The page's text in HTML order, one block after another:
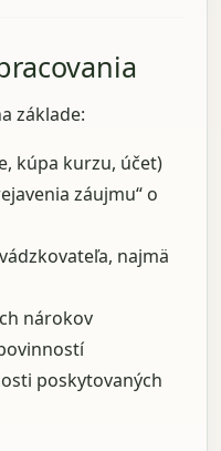
základe:
kúpa kurzu, účet)
záujmu“ o
najmä
nárokov
poskytovaných